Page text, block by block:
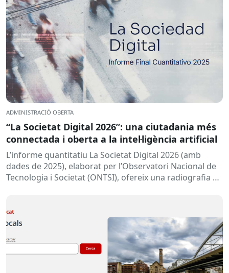
ADMINISTRACIÓ OBERTA
“La Societat Digital 2026”: una ciutadania més
connectada i oberta a la intel·ligència artificial
L’informe quantitatiu La Societat Digital 2026 (amb
dades de 2025), elaborat per l’Observatori Nacional de
Tecnologia i Societat (ONTSI), ofereix una radiografia de